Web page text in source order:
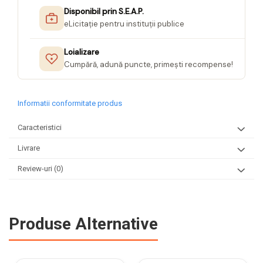
Disponibil prin S.E.A.P.
eLicitație pentru instituții publice
Loializare
Cumpără, adună puncte, primești recompense!
Informatii conformitate produs
Caracteristici
Livrare
Review-uri (0)
Produse Alternative